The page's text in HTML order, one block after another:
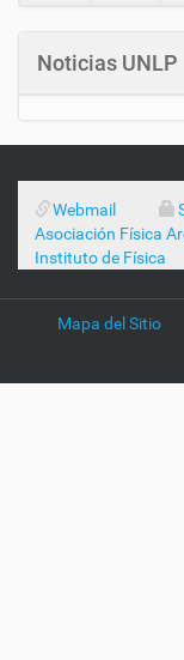
Noticias UNLP
Webmail
Asociación Física
Instituto de Física
Mapa del Sitio